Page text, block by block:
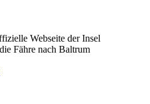
Webseite der Insel
Fähre nach Baltrum